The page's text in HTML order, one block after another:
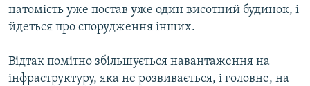
натомість уже постав уже один висотний будинок, і
йдеться про спорудження інших.
Відтак помітно збільшується навантаження на
інфраструктуру, яка не розвивається, і головне, на